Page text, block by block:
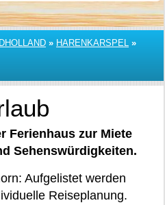
» HARENKARSPEL »
Ferienhaus zur Miete
Sehenswürdigkeiten.
Aufgelistet werden
Reiseplanung.